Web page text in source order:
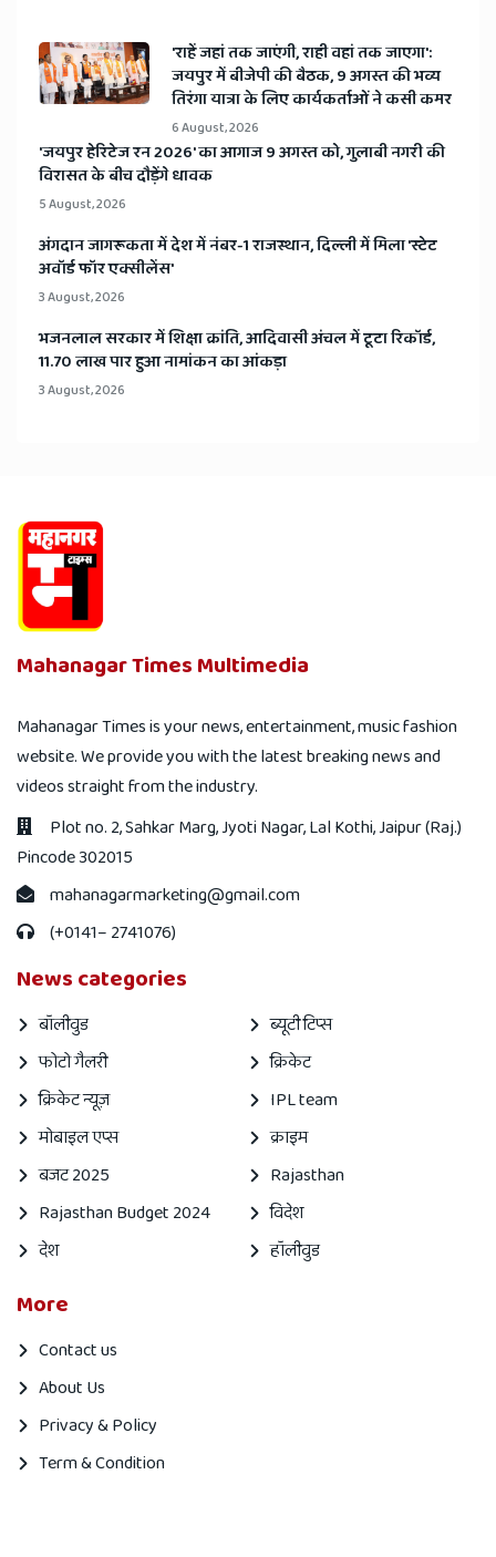
'राहें जहां तक जाएंगी, राही वहां तक जाएगा':
जयपुर में बीजेपी की बैठक, 9 अगस्त की भव्य
तिरंगा यात्रा के लिए कार्यकर्ताओं ने कसी कमर
6 August, 2026
​'जयपुर हेरिटेज रन 2026' का आगाज 9 अगस्त को, गुलाबी नगरी की
विरासत के बीच दौड़ेंगे धावक
5 August, 2026
अंगदान जागरूकता में देश में नंबर-1 राजस्थान, दिल्ली में मिला 'स्टेट
अवॉर्ड फॉर एक्सीलेंस'
3 August, 2026
भजनलाल सरकार में शिक्षा क्रांति, आदिवासी अंचल में टूटा रिकॉर्ड,
11.70 लाख पार हुआ नामांकन का आंकड़ा
3 August, 2026
Mahanagar Times Multimedia
Mahanagar Times is your news, entertainment, music fashion
website. We provide you with the latest breaking news and
videos straight from the industry.
Plot no. 2, Sahkar Marg, Jyoti Nagar, Lal Kothi, Jaipur (Raj.)
Pincode 302015
mahanagarmarketing@gmail.com
(+0141– 2741076)
News categories
बॉलीवुड
ब्यूटी टिप्स
फोटो गैलरी
क्रिकेट
क्रिकेट न्यूज़
IPL team
मोबाइल एप्स
क्राइम
बजट 2025
Rajasthan
Rajasthan Budget 2024
विदेश
देश
हॉलीवुड
More
Contact us
About Us
Privacy & Policy
Term & Condition